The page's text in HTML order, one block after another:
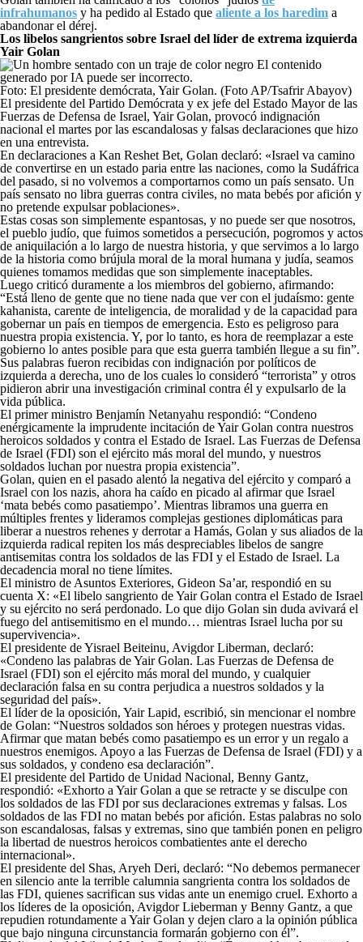
infrahumanos y ha pedido al Estado que aliente a los haredim a
abandonar el dérej.
Los libelos sangrientos sobre Israel del líder de extrema izquierda
Yair Golan
Foto: El presidente demócrata, Yair Golan. (Foto AP/Tsafrir Abayov)
El presidente del Partido Demócrata y ex jefe del Estado Mayor de las
Fuerzas de Defensa de Israel, Yair Golan, provocó indignación
nacional el martes por las escandalosas y falsas declaraciones que hizo
en una entrevista.
En declaraciones a Kan Reshet Bet, Golan declaró: «Israel va camino
de convertirse en un estado paria entre las naciones, como la Sudáfrica
del pasado, si no volvemos a comportarnos como un país sensato. Un
país sensato no libra guerras contra civiles, no mata bebés por afición y
no pretende expulsar poblaciones».
Estas cosas son simplemente espantosas, y no puede ser que nosotros,
el pueblo judío, que fuimos sometidos a persecución, pogromos y actos
de aniquilación a lo largo de nuestra historia, y que servimos a lo largo
de la historia como brújula moral de la moral humana y judía, seamos
quienes tomamos medidas que son simplemente inaceptables.
Luego criticó duramente a los miembros del gobierno, afirmando:
“Está lleno de gente que no tiene nada que ver con el judaísmo: gente
kahanista, carente de inteligencia, de moralidad y de la capacidad para
gobernar un país en tiempos de emergencia. Esto es peligroso para
nuestra propia existencia. Y, por lo tanto, es hora de reemplazar a este
gobierno lo antes posible para que esta guerra también llegue a su fin”.
Sus palabras fueron recibidas con indignación por políticos de
izquierda a derecha, uno de los cuales lo consideró “terrorista” y otros
pidieron abrir una investigación criminal contra él y expulsarlo de la
vida pública.
El primer ministro Benjamín Netanyahu respondió: “Condeno
enérgicamente la imprudente incitación de Yair Golan contra nuestros
heroicos soldados y contra el Estado de Israel. Las Fuerzas de Defensa
de Israel (FDI) son el ejército más moral del mundo, y nuestros
soldados luchan por nuestra propia existencia”.
Golan, quien en el pasado alentó la negativa del ejército y comparó a
Israel con los nazis, ahora ha caído en picado al afirmar que Israel
‘mata bebés como pasatiempo’. Mientras libramos una guerra en
múltiples frentes y lideramos complejas gestiones diplomáticas para
liberar a nuestros rehenes y derrotar a Hamás, Golan y sus aliados de la
izquierda radical repiten los más despreciables libelos de sangre
antisemitas contra los soldados de las FDI y el Estado de Israel. La
decadencia moral no tiene límites.
El ministro de Asuntos Exteriores, Gideon Sa’ar, respondió en su
cuenta X: «El libelo sangriento de Yair Golan contra el Estado de Israel
y su ejército no será perdonado. Lo que dijo Golan sin duda avivará el
fuego del antisemitismo en el mundo… mientras Israel lucha por su
supervivencia».
El presidente de Yisrael Beiteinu, Avigdor Liberman, declaró:
«Condeno las palabras de Yair Golan. Las Fuerzas de Defensa de
Israel (FDI) son el ejército más moral del mundo, y cualquier
declaración falsa en su contra perjudica a nuestros soldados y la
seguridad del país».
El líder de la oposición, Yair Lapid, escribió, sin mencionar el nombre
de Golan: “Nuestros soldados son héroes y protegen nuestras vidas.
Afirmar que matan bebés como pasatiempo es un error y un regalo a
nuestros enemigos. Apoyo a las Fuerzas de Defensa de Israel (FDI) y a
sus soldados, y condeno esa declaración”.
El presidente del Partido de Unidad Nacional, Benny Gantz,
respondió: «Exhorto a Yair Golan a que se retracte y se disculpe con
los soldados de las FDI por sus declaraciones extremas y falsas. Los
soldados de las FDI no matan bebés por afición. Estas palabras no solo
son escandalosas, falsas y extremas, sino que también ponen en peligro
la libertad de nuestros heroicos combatientes ante el derecho
internacional».
El presidente del Shas, Aryeh Deri, declaró: “No debemos permanecer
en silencio ante la terrible calumnia sangrienta contra los soldados de
las FDI, quienes sacrifican sus vidas ante un enemigo cruel. Exhorto a
los líderes de la oposición, Avigdor Lieberman y Benny Gantz, a que
repudien rotundamente a Yair Golan y dejen claro a la opinión pública
que bajo ninguna circunstancia formarán gobierno con él”.